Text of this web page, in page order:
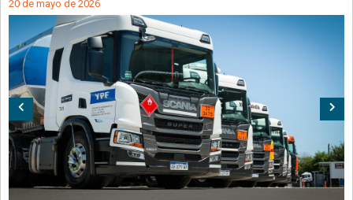
20 de mayo de 2026
Anterior